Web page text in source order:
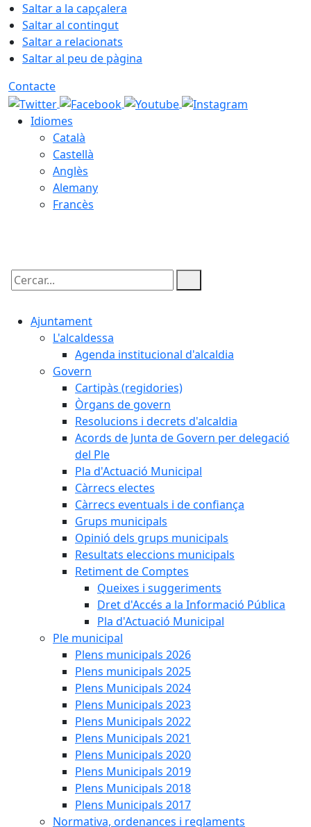
Saltar a la capçalera
Saltar al contingut
Saltar a relacionats
Saltar al peu de pàgina
Contacte
Idiomes
Català
Castellà
Anglès
Alemany
Francès
Cercar:
Ajuntament
L'alcaldessa
Agenda institucional d'alcaldia
Govern
Cartipàs (regidories)
Òrgans de govern
Resolucions i decrets d'alcaldia
Acords de Junta de Govern per delegació
del Ple
Pla d'Actuació Municipal
Càrrecs electes
Càrrecs eventuals i de confiança
Grups municipals
Opinió dels grups municipals
Resultats eleccions municipals
Retiment de Comptes
Queixes i suggeriments
Dret d'Accés a la Informació Pública
Pla d'Actuació Municipal
Ple municipal
Plens municipals 2026
Plens municipals 2025
Plens Municipals 2024
Plens Municipals 2023
Plens Municipals 2022
Plens Municipals 2021
Plens Municipals 2020
Plens Municipals 2019
Plens Municipals 2018
Plens Municipals 2017
Normativa, ordenances i reglaments